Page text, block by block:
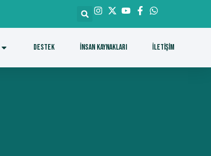
DESTEK İnsan Kaynakları İletişim